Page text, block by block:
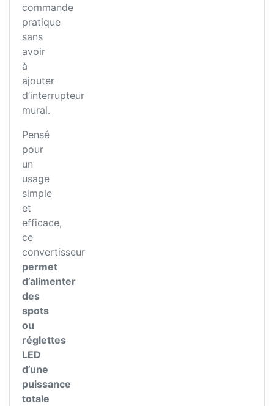
commande
pratique
sans
avoir
à
ajouter
d’interrupteur
mural.
Pensé
pour
un
usage
simple
et
efficace,
ce
convertisseur
permet
d’alimenter
des
spots
ou
réglettes
LED
d’une
puissance
totale